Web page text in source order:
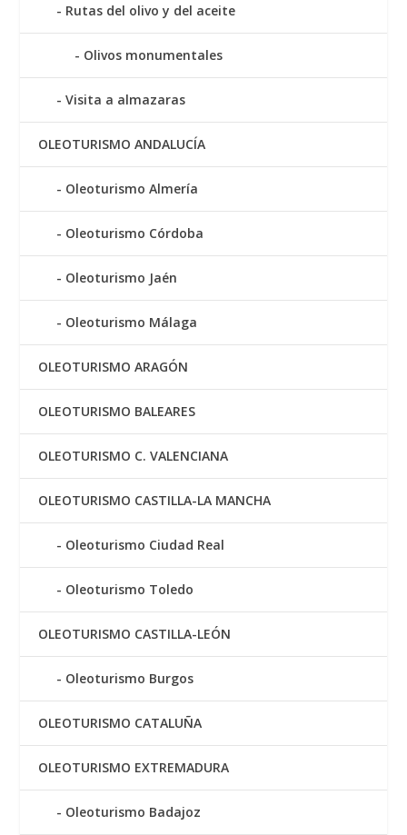
Rutas del olivo y del aceite
Olivos monumentales
Visita a almazaras
OLEOTURISMO ANDALUCÍA
Oleoturismo Almería
Oleoturismo Córdoba
Oleoturismo Jaén
Oleoturismo Málaga
OLEOTURISMO ARAGÓN
OLEOTURISMO BALEARES
OLEOTURISMO C. VALENCIANA
OLEOTURISMO CASTILLA-LA MANCHA
Oleoturismo Ciudad Real
Oleoturismo Toledo
OLEOTURISMO CASTILLA-LEÓN
Oleoturismo Burgos
OLEOTURISMO CATALUÑA
OLEOTURISMO EXTREMADURA
Oleoturismo Badajoz